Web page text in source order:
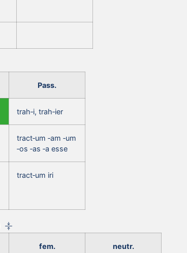
Pass.
trah‑i, trah‑ier
tract‑um ‑am ‑um
‑os ‑as ‑a esse
tract‑um iri
fem. neutr.